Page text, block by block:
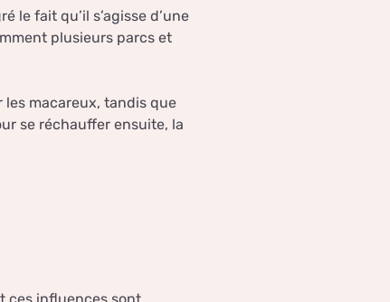
le fait qu’il s’agisse d’une
plusieurs parcs et
les macareux, tandis que
se réchauffer ensuite, la
ces influences sont